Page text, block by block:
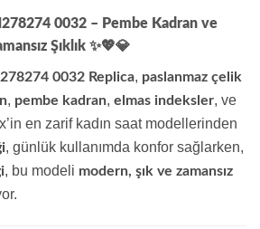
0032 – Pembe Kadran ve
Şıklık ✨💖💎
0032 Replica, paslanmaz çelik
, pembe kadran, elmas indeksler, ve
en zarif kadın saat modellerinden
, günlük kullanımda konfor sağlarken,
, bu modeli modern, şık ve zamansız